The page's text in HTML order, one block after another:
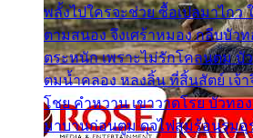
พลั้งไปใครจะช่วย ซื้อเปลมาไกว
ตามสนอง จึงเศร้าหมอง กลีบบัว
ตระหนัก เพราะไม่รักโคลนตม บั
ตมน้ำคลอง หลงลิ้น ที่สิ้นสัตย์ เจ้
โชย คำหวาน เขาวาดโรย บัวทอ
มาบานก่อนตูม ดุจไฟสุมร้อนรุมอุ